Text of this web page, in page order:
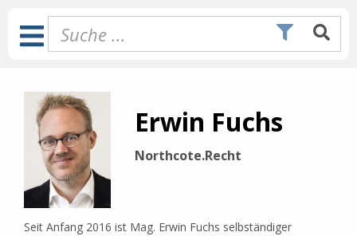
Inhalt
springen
Toggle
Navigation
Erwin Fuchs
Northcote.Recht
Seit Anfang 2016 ist Mag. Erwin Fuchs selbständiger